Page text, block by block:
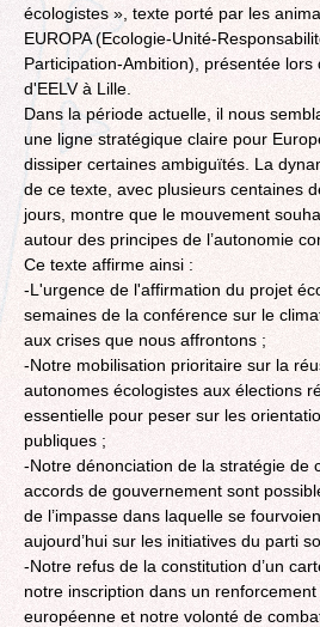
écologistes », texte porté par les
EUROPA (Ecologie-Unité-
Participation-Ambition), présentée lors
d'EELV à Lille.
Dans la période actuelle, il nous
une ligne stratégique claire pour
dissiper certaines ambiguïtés. La
de ce texte, avec plusieurs centaines
jours, montre que le mouvement
autour des principes de l’autonomie
Ce texte affirme ainsi :
-L'urgence de l'affirmation du projet
semaines de la conférence sur le
aux crises que nous affrontons ;
-Notre mobilisation prioritaire sur la
autonomes écologistes aux élections
essentielle pour peser sur les
publiques ;
-Notre dénonciation de la stratégie de
accords de gouvernement sont
de l’impasse dans laquelle se
aujourd’hui sur les initiatives du parti
-Notre refus de la constitution d’un
notre inscription dans un
européenne et notre volonté de